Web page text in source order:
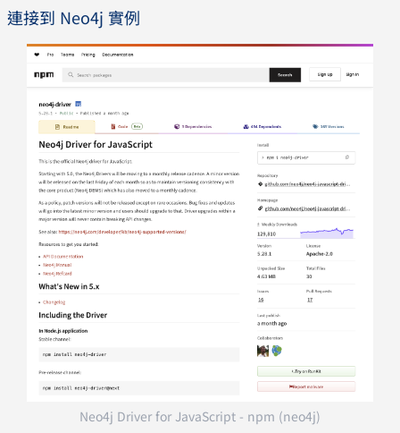
連接到 Neo4j 實例
Neo4j Driver for JavaScript - npm (neo4j)